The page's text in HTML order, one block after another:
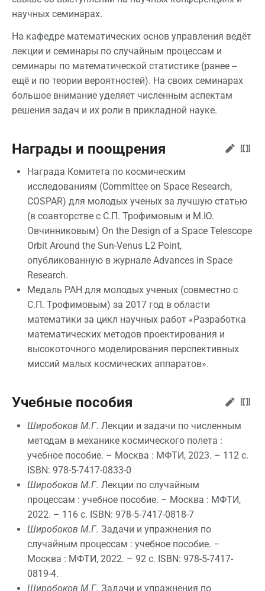
научных семинарах.
На кафедре математических основ управления ведёт
лекции и семинары по случайным процессам и
семинары по математической статистике (ранее --
ещё и по теории вероятностей). На своих семинарах
большое внимание уделяет численным аспектам
решения задач и их роли в прикладной науке.
Награды и поощрения
Награда Комитета по космическим
исследованиям (Committee on Space Research,
COSPAR) для молодых ученых за лучшую статью
(в соавторстве с С.П. Трофимовым и М.Ю.
Овчинниковым) On the Design of a Space Telescope
Orbit Around the Sun-Venus L2 Point,
опубликованную в журнале Advances in Space
Research.
Медаль РАН для молодых ученых (совместно с
С.П. Трофимовым) за 2017 год в области
математики за цикл научных работ «Разработка
математических методов проектирования и
высокоточного моделирования перспективных
миссий малых космических аппаратов».
Учебные пособия
Широбоков М.Г. Лекции и задачи по численным
методам в механике космического полета :
учебное пособие. – Москва : МФТИ, 2023. – 112 с.
ISBN: 978-5-7417-0833-0
Широбоков М.Г. Лекции по случайным
процессам : учебное пособие. – Москва : МФТИ,
2022. – 116 с. ISBN: 978-5-7417-0818-7
Широбоков М.Г. Задачи и упражнения по
случайным процессам : учебное пособие. –
Москва : МФТИ, 2022. – 92 с. ISBN: 978-5-7417-
0819-4.
Широбоков М.Г. Задачи и упражнения по